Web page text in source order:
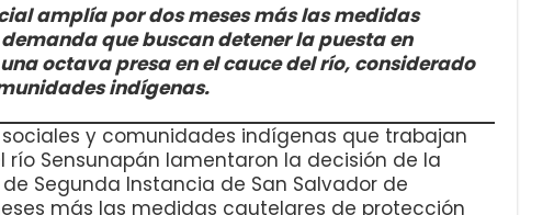
amplía por dos meses más las medidas
que buscan detener la puesta en
octava presa en el cauce del río, considerado
indígenas.
sociales y comunidades indígenas que trabajan
río Sensunapán lamentaron la decisión de la
Segunda Instancia de San Salvador de
más las medidas cautelares de protección